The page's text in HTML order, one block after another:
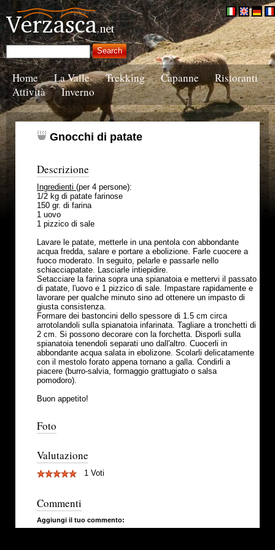
Home La Valle Trekking Capanne
Ristoranti
Attività
Inverno
Gnocchi di patate
Descrizione
Ingredienti (per 4 persone):
1/2 kg di patate farinose
150 gr. di farina
1 uovo
1 pizzico di sale
Lavare le patate, metterle in una pentola con abbondante
acqua fredda, salare e portare a ebolizione. Farle cuocere a
fuoco moderato. In seguito, pelarle e passarle nello
schiacciapatate. Lasciarle intiepidire.
Setacciare la farina sopra una spianatoia e mettervi il passato
di patate, l'uovo e 1 pizzico di sale. Impastare rapidamente e
lavorare per qualche minuto sino ad ottenere un impasto di
giusta consistenza.
Formare dei bastoncini dello spessore di 1.5 cm circa
arrotolandoli sulla spianatoia infarinata. Tagliare a tronchetti di
2 cm. Si possono decorare con la forchetta. Disporli sulla
spianatoia tenendoli separati uno dall'altro. Cuocerli in
abbondante acqua salata in ebolizone. Scolarli delicatamente
con il mestolo forato appena tornano a galla. Condirli a
piacere (burro-salvia, formaggio grattugiato o salsa
pomodoro).
Buon appetito!
Foto
Valutazione
1 Voti
Commenti
Aggiungi il tuo commento: